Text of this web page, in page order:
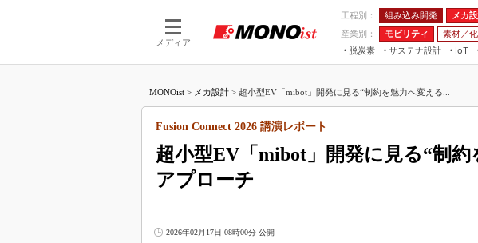
メディア
工程別： 組み込み開発 メカ
産業別：
モビリティ 素材／
脱炭素
サステナ設計
IoT
つながる工場
つながるサービス
AI×設備保全 JIMTOF
IIFES
MONOist > メカ設計 > 超小型EV「mibot」開発に見る“制約を魅力へ変える...
超小型EV「mibot」開発に見る“制
アプローチ
Fusion Connect 2026 講演レポート
2026年02月17日 08時00分 公開